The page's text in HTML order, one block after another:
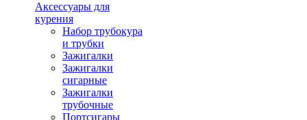
Аксессуары для
курения
Набор трубокура
и трубки
Зажигалки
Зажигалки
сигарные
Зажигалки
трубочные
Портсигары